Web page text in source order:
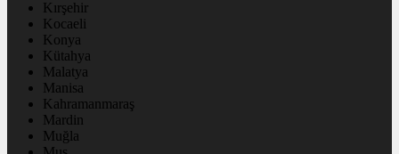
Kırşehir
Kocaeli
Konya
Kütahya
Malatya
Manisa
Kahramanmaraş
Mardin
Muğla